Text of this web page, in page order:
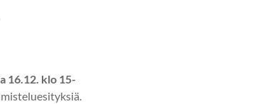
16.12. klo 15-